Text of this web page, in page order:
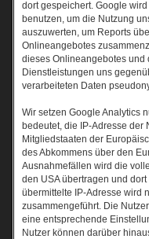
dort gespeichert. Google
benutzen, um die Nutzung
auszuwerten, um Reports
Onlineangebotes
dieses Onlineangebotes und
Dienstleistungen uns
verarbeiteten Daten
Wir setzen Google Analytics
bedeutet, die IP-Adresse der
Mitgliedstaaten der
des Abkommens über den
Ausnahmefällen wird die
den USA übertragen und
übermittelte IP-Adresse wird
zusammengeführt. Die
eine entsprechende
Nutzer können darüber